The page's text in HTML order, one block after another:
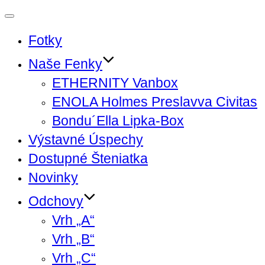
navigation
Fotky
Naše Fenky
ETHERNITY Vanbox
ENOLA Holmes Preslavva Civitas
Bondu´Ella Lipka-Box
Výstavné Úspechy
Dostupné Šteniatka
Novinky
Odchovy
Vrh „A“
Vrh „B“
Vrh „C“